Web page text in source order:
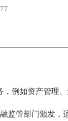
例如资产管理
监管部门颁发